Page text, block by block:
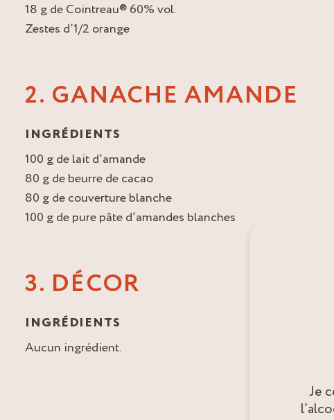
18 g de Cointreau® 60% vol.
Zestes d’1/2 orange
2. GANACHE AMANDE
INGRÉDIENTS
100 g de lait d’amande
80 g de beurre de cacao
80 g de couverture blanche
100 g de pure pâte d’amandes blanches
3. DÉCOR
INGRÉDIENTS
Aucun ingrédient.
Je